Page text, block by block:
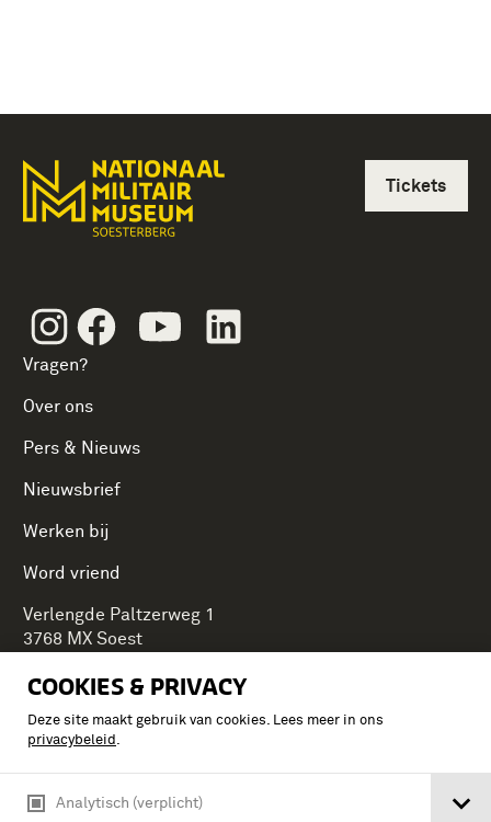
COOKIES & PRIVACY
Deze site maakt gebruik van cookies. Lees meer in ons
privacybeleid .
Analytisch (verplicht)
InstagramFacebookYoutube
Vragen?
Over ons
Pers & Nieuws
Nieuwsbrief
Werken bij
Word vriend
Tickets
Verlengde Paltzerweg 1
3768 MX Soest
Onderdeel van Stichting Koninklijke Defensiemusea,